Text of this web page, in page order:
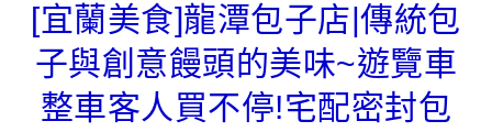
[宜蘭美食]龍潭包子店|傳統包
子與創意饅頭的美味~遊覽車
整車客人買不停!宅配密封包